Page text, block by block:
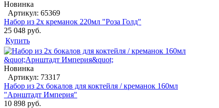
Новинка
Артикул: 65369
Набор из 2х креманок 220мл "Роза Голд"
25 048 руб.
Купить
Новинка
Артикул: 73317
Набор из 2х бокалов для коктейля / креманок 160мл
"Арнштадт Империя"
10 898 руб.